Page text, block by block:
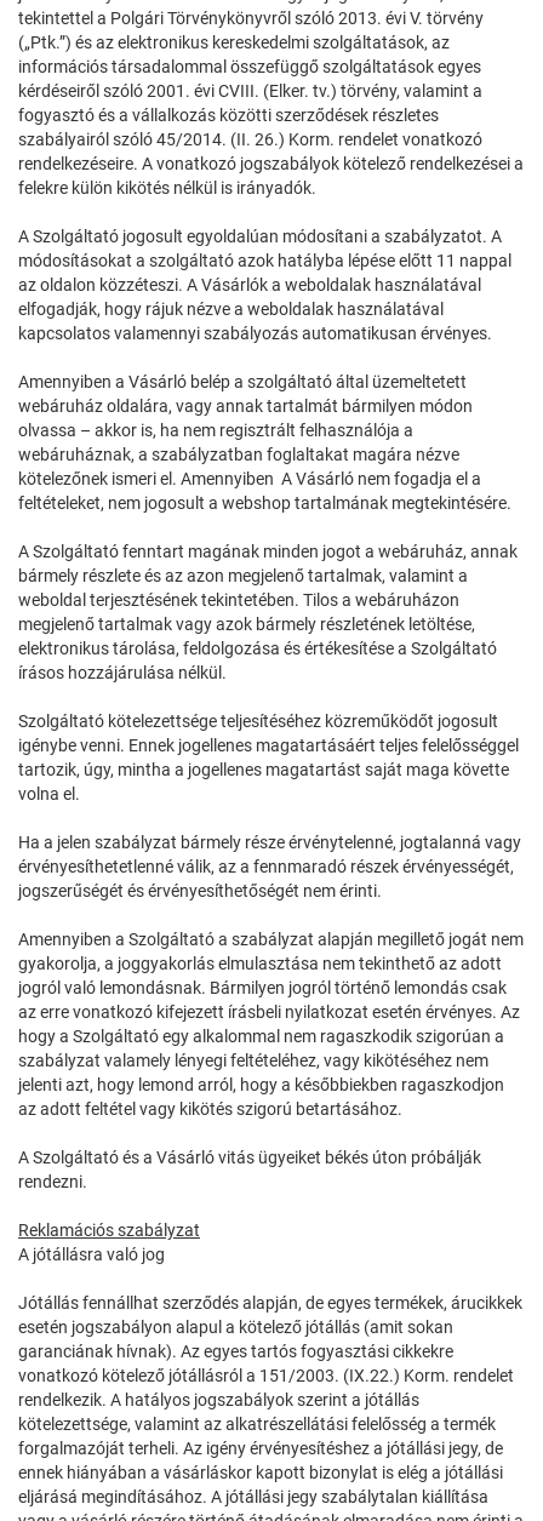
tekintettel a Polgári Törvénykönyvről szóló 2013. évi V. törvény
(„Ptk.”) és az elektronikus kereskedelmi szolgáltatások, az
információs társadalommal összefüggő szolgáltatások egyes
kérdéseiről szóló 2001. évi CVIII. (Elker. tv.) törvény, valamint a
fogyasztó és a vállalkozás közötti szerződések részletes
szabályairól szóló 45/2014. (II. 26.) Korm. rendelet vonatkozó
rendelkezéseire. A vonatkozó jogszabályok kötelező rendelkezései a
felekre külön kikötés nélkül is irányadók.
A Szolgáltató jogosult egyoldalúan módosítani a szabályzatot. A
módosításokat a szolgáltató azok hatályba lépése előtt 11 nappal
az oldalon közzéteszi. A Vásárlók a weboldalak használatával
elfogadják, hogy rájuk nézve a weboldalak használatával
kapcsolatos valamennyi szabályozás automatikusan érvényes.
Amennyiben a Vásárló belép a szolgáltató által üzemeltetett
webáruház oldalára, vagy annak tartalmát bármilyen módon
olvassa – akkor is, ha nem regisztrált felhasználója a
webáruháznak, a szabályzatban foglaltakat magára nézve
kötelezőnek ismeri el. Amennyiben A Vásárló nem fogadja el a
feltételeket, nem jogosult a webshop tartalmának megtekintésére.
A Szolgáltató fenntart magának minden jogot a webáruház, annak
bármely részlete és az azon megjelenő tartalmak, valamint a
weboldal terjesztésének tekintetében. Tilos a webáruházon
megjelenő tartalmak vagy azok bármely részletének letöltése,
elektronikus tárolása, feldolgozása és értékesítése a Szolgáltató
írásos hozzájárulása nélkül.
Szolgáltató kötelezettsége teljesítéséhez közreműködőt jogosult
igénybe venni. Ennek jogellenes magatartásáért teljes felelősséggel
tartozik, úgy, mintha a jogellenes magatartást saját maga követte
volna el.
Ha a jelen szabályzat bármely része érvénytelenné, jogtalanná vagy
érvényesíthetetlenné válik, az a fennmaradó részek érvényességét,
jogszerűségét és érvényesíthetőségét nem érinti.
Amennyiben a Szolgáltató a szabályzat alapján megillető jogát nem
gyakorolja, a joggyakorlás elmulasztása nem tekinthető az adott
jogról való lemondásnak. Bármilyen jogról történő lemondás csak
az erre vonatkozó kifejezett írásbeli nyilatkozat esetén érvényes. Az
hogy a Szolgáltató egy alkalommal nem ragaszkodik szigorúan a
szabályzat valamely lényegi feltételéhez, vagy kikötéséhez nem
jelenti azt, hogy lemond arról, hogy a későbbiekben ragaszkodjon
az adott feltétel vagy kikötés szigorú betartásához.
A Szolgáltató és a Vásárló vitás ügyeiket békés úton próbálják
rendezni.
Reklamációs szabályzat
A jótállásra való jog
Jótállás fennállhat szerződés alapján, de egyes termékek, árucikkek
esetén jogszabályon alapul a kötelező jótállás (amit sokan
garanciának hívnak). Az egyes tartós fogyasztási cikkekre
vonatkozó kötelező jótállásról a 151/2003. (IX.22.) Korm. rendelet
rendelkezik. A hatályos jogszabályok szerint a jótállás
kötelezettsége, valamint az alkatrészellátási felelősség a termék
forgalmazóját terheli. Az igény érvényesítéshez a jótállási jegy, de
ennek hiányában a vásárláskor kapott bizonylat is elég a jótállási
eljárásá megindításához. A jótállási jegy szabálytalan kiállítása